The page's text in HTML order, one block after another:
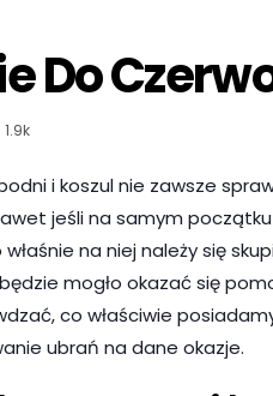
Do
1.9k
i koszul nie zawsze
jeśli na samym
na niej należy się
mogło okazać się
co właściwie
ubrań na dane okazje.